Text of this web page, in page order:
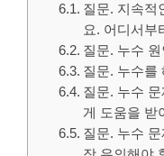
질문. 지속적
요. 어디서부
질문. 누수
질문. 누수를
질문. 누수
게 도움을 받
질문. 누수